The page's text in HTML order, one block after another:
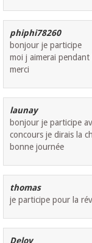
phiphi78260
bonjour je participe
moi j aimerai
merci
launay
bonjour je participe
concours je dirais la
bonne journée
thomas
je participe pour la
Deloy